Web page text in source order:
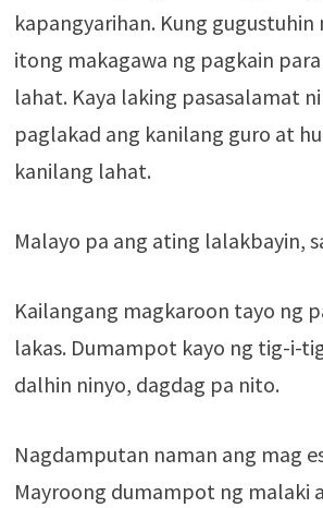
kapangyarihan. Kung gugustuhin
itong makagawa ng pagkain
lahat. Kaya laking pasasalamat
paglakad ang kanilang guro at
kanilang lahat.
Malayo pa ang ating lalakbayin,
Kailangang magkaroon tayo ng
lakas. Dumampot kayo ng tig-i-
dalhin ninyo, dagdag pa nito.
Nagdamputan naman ang mag
Mayroong dumampot ng malaki